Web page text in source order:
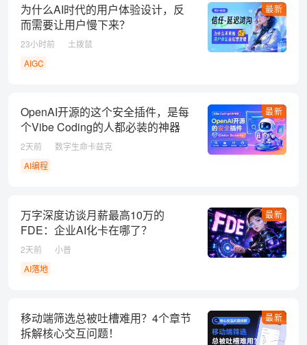
最新
为什么AI时代的用户体验设计，反
而需要让用户慢下来？
23小时前
土拨鼠
AIGC
最新
OpenAI开源的这个安全插件，是每
个Vibe Coding的人都必装的神器
2天前
数字生命卡兹克
AI编程
最新
万字深度访谈月薪最高10万的
FDE：企业AI化卡在哪了？
2天前
小普
AI落地
最新
移动端筛选总被吐槽难用？4个章节
拆解核心交互问题！